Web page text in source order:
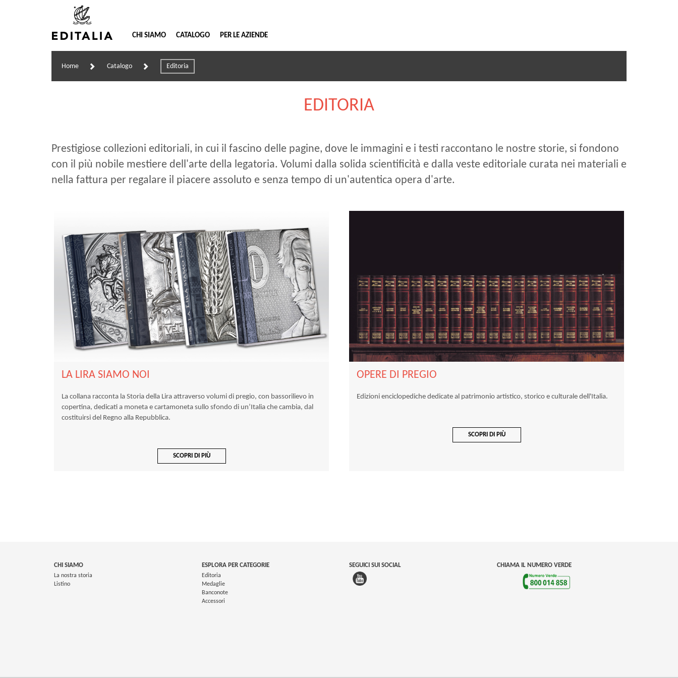
CHI SIAMO
CATALOGO PER LE AZIENDE
Home Catalogo Editoria
EDITORIA
Prestigiose collezioni editoriali, in cui il fascino delle pagine, dove le immagini e i testi raccontano le nostre storie, si fondono
con il più nobile mestiere dell'arte della legatoria. Volumi dalla solida scientificità e dalla veste editoriale curata nei materiali e
nella fattura per regalare il piacere assoluto e senza tempo di un'autentica opera d'arte.
LA LIRA SIAMO NOI
La collana racconta la Storia della Lira attraverso volumi di pregio, con bassorilievo in
copertina, dedicati a moneta e cartamoneta sullo sfondo di un’Italia che cambia, dal
costituirsi del Regno alla Repubblica.
SCOPRI DI PIÙ
OPERE DI PREGIO
Edizioni enciclopediche dedicate al patrimonio artistico, storico e culturale dell'Italia.
SCOPRI DI PIÙ
CHI SIAMO
La nostra storia
Listino
ESPLORA PER CATEGORIE
Editoria
Medaglie
Banconote
Accessori
SEGUICI SUI SOCIAL CHIAMA IL NUMERO VERDE